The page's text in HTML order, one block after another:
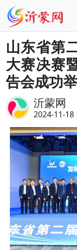
山东省第
大赛决赛
告会成功
沂蒙网
2024-11-18